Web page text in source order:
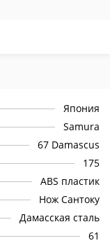
Япония
Samura
67 Damascus
175
ABS пластик
Нож Сантоку
Дамасская сталь
61